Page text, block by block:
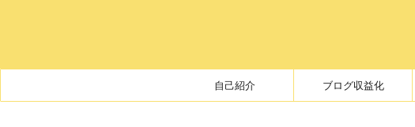
自己紹介 ブログ収益化